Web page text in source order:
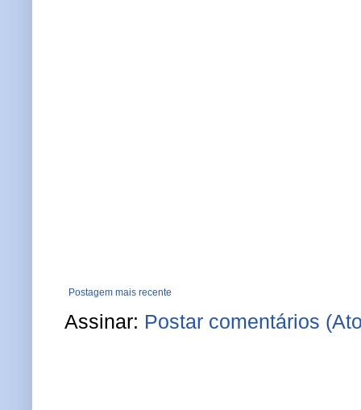
Postagem mais recente
Assinar: Postar comentários